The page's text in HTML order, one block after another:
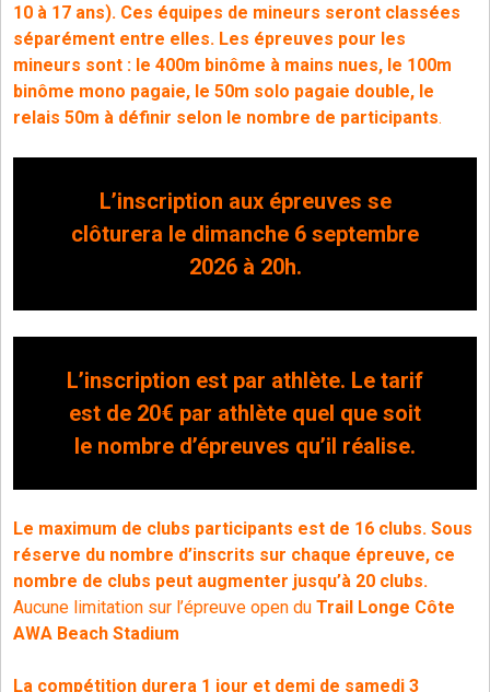
10 à 17 ans). Ces équipes de mineurs seront classées
séparément entre elles. Les épreuves pour les
mineurs sont : le 400m binôme à mains nues, le 100m
binôme mono pagaie, le 50m solo pagaie double, le
relais 50m à définir selon le nombre de participants.
L’inscription aux épreuves se
clôturera le dimanche 6 septembre
2026 à 20h.
L’inscription est par athlète. Le tarif
est de 20€ par athlète quel que soit
le nombre d’épreuves qu’il réalise.
Le maximum de clubs participants est de 16 clubs. Sous
réserve du nombre d’inscrits sur chaque épreuve, ce
nombre de clubs peut augmenter jusqu’à 20 clubs.
Aucune limitation sur l’épreuve open duTrail Longe Côte
AWA Beach Stadium
La compétition durera 1 jour et demi de samedi 3